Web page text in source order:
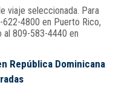
viaje seleccionada. Para
4800 en Puerto Rico,
al 809-583-4440 en
República Dominicana